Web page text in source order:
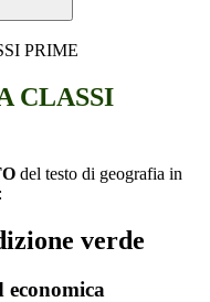
PRIME
CLASSI
del testo di geografia in
verde
economica